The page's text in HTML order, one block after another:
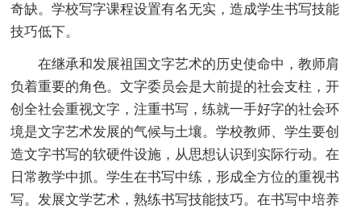
奇缺。学校写字课程设置有名无实，造成学生书写技能
技巧低下。
在继承和发展祖国文字艺术的历史使命中，教师肩
负着重要的角色。文字委员会是大前提的社会支柱，开
创全社会重视文字，注重书写，练就一手好字的社会环
境是文字艺术发展的气候与土壤。学校教师、学生要创
造文字书写的软硬件设施，从思想认识到实际行动。在
日常教学中抓。学生在书写中练，形成全方位的重视书
写。发展文学艺术，熟练书写技能技巧。在书写中培养